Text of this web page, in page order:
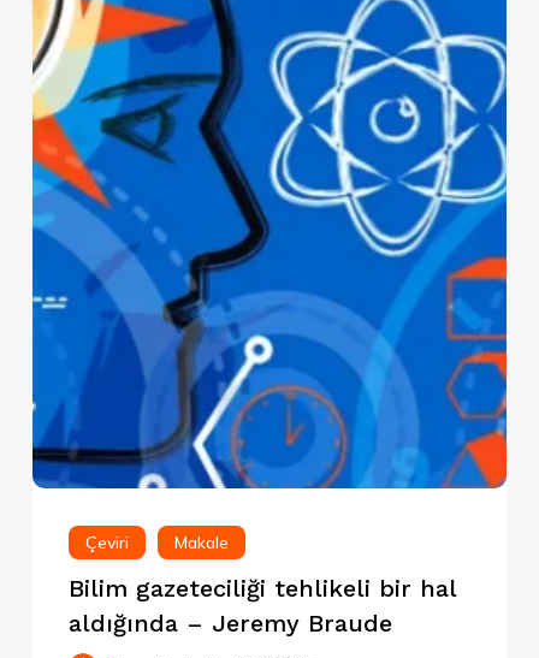
Çeviri Makale
Bilim gazeteciliği tehlikeli bir hal
aldığında – Jeremy Braude